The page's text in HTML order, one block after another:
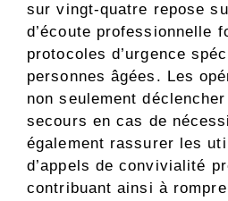
sur vingt-quatre repose
d’écoute professionnelle
protocoles d’urgence
personnes âgées. Les
non seulement
secours en cas de
également rassurer les
d’appels de convivialité
contribuant ainsi à